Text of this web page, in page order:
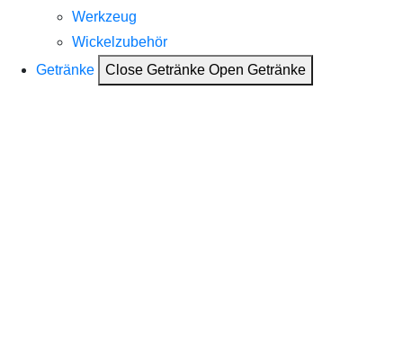
Werkzeug
Wickelzubehör
Getränke
Close Getränke Open Getränke